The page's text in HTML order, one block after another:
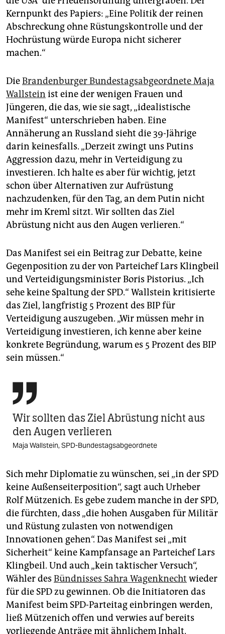
Kernpunkt des Papiers: „Eine Politik der reinen
Abschreckung ohne Rüstungskontrolle und der
Hochrüstung würde Europa nicht sicherer
machen.“
DieBrandenburger Bundestagsabgeordnete Maja
Wallstein ist eine der wenigen Frauen und
Jüngeren, die das, wie sie sagt, „idealistische
Manifest“ unterschrieben haben. Eine
Annäherung an Russland sieht die 39-Jährige
darin keinesfalls. „Derzeit zwingt uns Putins
Aggression dazu, mehr in Verteidigung zu
investieren. Ich halte es aber für wichtig, jetzt
schon über Alternativen zur Aufrüstung
nachzudenken, für den Tag, an dem Putin nicht
mehr im Kreml sitzt. Wir sollten das Ziel
Abrüstung nicht aus den Augen verlieren.“
Das Manifest sei ein Beitrag zur Debatte, keine
Gegenposition zu der von Parteichef Lars Klingbeil
und Verteidigungsminister Boris Pistorius. „Ich
sehe keine Spaltung der SPD.“ Wallstein kritisierte
das Ziel, langfristig 5 Prozent des BIP für
Verteidigung auszugeben. „Wir müssen mehr in
Verteidigung investieren, ich kenne aber keine
konkrete Begründung, warum es 5 Prozent des BIP
sein müssen.“

Wir sollten das Ziel Abrüstung nicht aus
den Augen verlieren
Maja Wallstein, SPD-Bundestagsabgeordnete
Sich mehr Diplomatie zu wünschen, sei „in der SPD
keine Außenseiterposition“, sagt auch Urheber
Rolf Mützenich. Es gebe zudem manche in der SPD,
die fürchten, dass „die hohen Ausgaben für Militär
und Rüstung zulasten von notwendigen
Innovationen gehen“. Das Manifest sei „mit
Sicherheit“ keine Kampfansage an Parteichef Lars
Klingbeil. Und auch „kein taktischer Versuch“,
Wähler des Bündnisses Sahra Wagenknecht wieder
für die SPD zu gewinnen. Ob die Initiatoren das
Manifest beim SPD-Parteitag einbringen werden,
ließ Mützenich offen und verwies auf bereits
vorliegende Anträge mit ähnlichem Inhalt.